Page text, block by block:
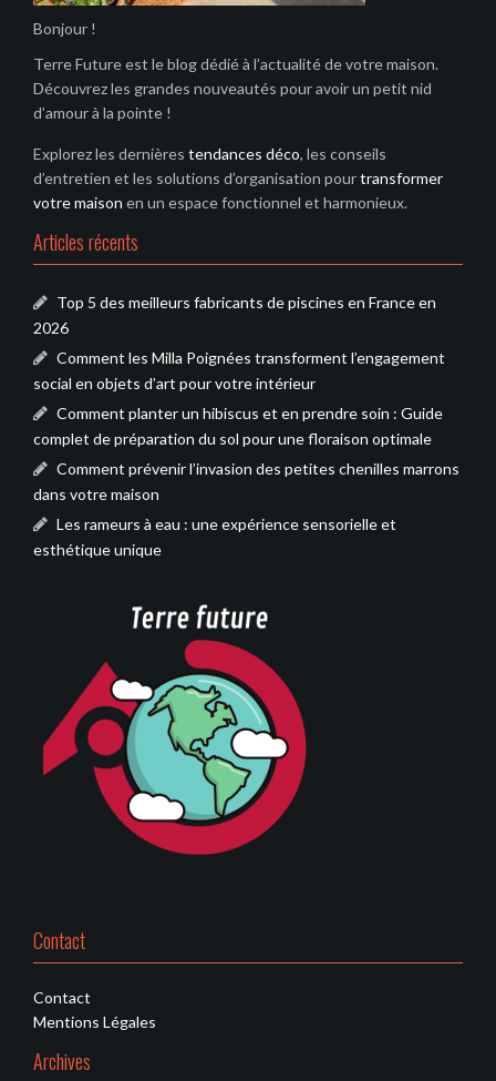
Bonjour !
Terre Future est le blog dédié à l’actualité de votre maison.
Découvrez les grandes nouveautés pour avoir un petit nid
d’amour à la pointe !
Explorez les dernières tendances déco, les conseils
d’entretien et les solutions d’organisation pourtransformer
votre maison en un espace fonctionnel et harmonieux.
Articles récents
Top 5 des meilleurs fabricants de piscines en France en
2026
Comment les Milla Poignées transforment l’engagement
social en objets d’art pour votre intérieur
Comment planter un hibiscus et en prendre soin : Guide
complet de préparation du sol pour une floraison optimale
Comment prévenir l’invasion des petites chenilles marrons
dans votre maison
Les rameurs à eau : une expérience sensorielle et
esthétique unique
Contact
Contact
Mentions Légales
Archives